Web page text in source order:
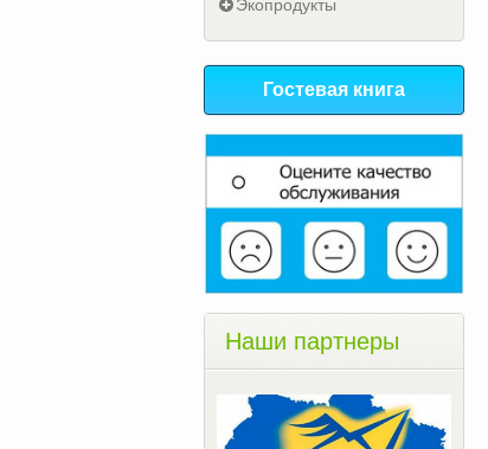
Экопродукты
Гостевая книга
Наши партнеры